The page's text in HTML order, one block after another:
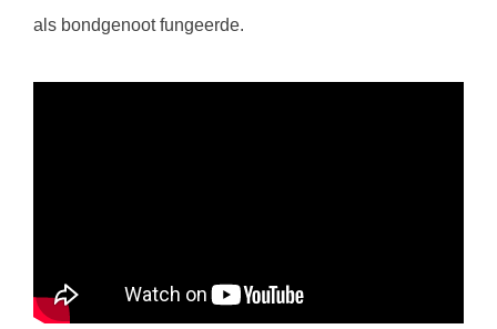
als bondgenoot fungeerde.